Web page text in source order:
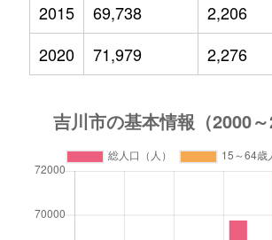
2015
69,738 2,206
2020
71,979 2,276